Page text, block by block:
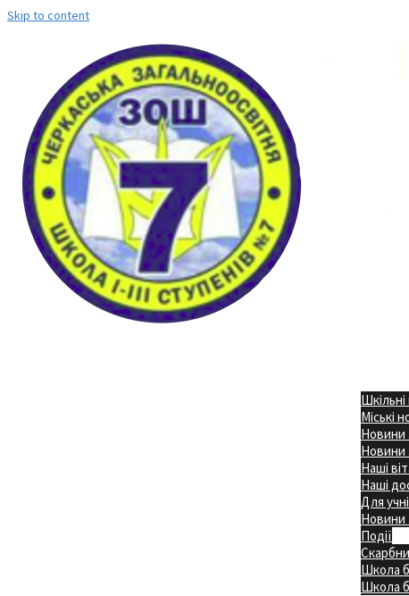
Skip to content
Міські
Новини
Новини
Наші
Наші
Для
Події
Школа
Школа